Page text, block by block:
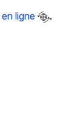
en ligne
.